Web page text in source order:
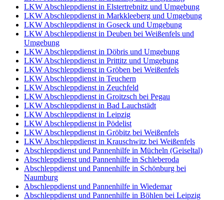
LKW Abschleppdienst in Elstertrebnitz und Umgebung
LKW Abschleppdienst in Markkleeberg und Umgebung
LKW Abschleppdienst in Goseck und Umgebung
LKW Abschleppdienst in Deuben bei Weißenfels und
Umgebung
LKW Abschleppdienst in Döbris und Umgebung
LKW Abschleppdienst in Prittitz und Umgebung
LKW Abschleppdienst in Gröben bei Weißenfels
LKW Abschleppdienst in Teuchern
LKW Abschleppdienst in Zeuchfeld
LKW Abschleppdienst in Groitzsch bei Pegau
LKW Abschleppdienst in Bad Lauchstädt
LKW Abschleppdienst in Leipzig
LKW Abschleppdienst in Pödelist
LKW Abschleppdienst in Gröbitz bei Weißenfels
LKW Abschleppdienst in Krauschwitz bei Weißenfels
Abschleppdienst und Pannenhilfe in Mücheln (Geiseltal)
Abschleppdienst und Pannenhilfe in Schleberoda
Abschleppdienst und Pannenhilfe in Schönburg bei
Naumburg
Abschleppdienst und Pannenhilfe in Wiedemar
Abschleppdienst und Pannenhilfe in Böhlen bei Leipzig